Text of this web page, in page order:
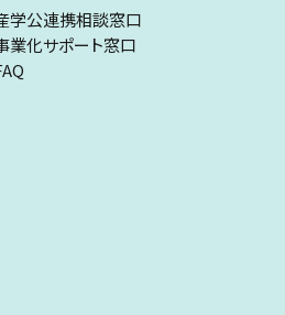
学公連携相談窓口
業化サポート窓口